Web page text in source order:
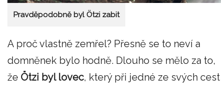
Pravděpodobně byl Ötzi zabit
A proč vlastně zemřel? Přesně se to neví a
domněnek bylo hodně. Dlouho se mělo za to,
že Ötzi byl lovec, který při jedné ze svých cest